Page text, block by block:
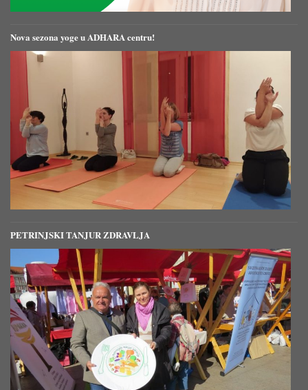
Nova sezona yoge u ADHARA centru!
PETRINJSKI TANJUR ZDRAVLJA